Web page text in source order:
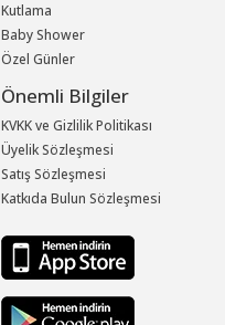
Kutlama
Baby Shower
Özel Günler
Önemli Bilgiler
KVKK ve Gizlilik Politikası
Üyelik Sözleşmesi
Satış Sözleşmesi
Katkıda Bulun Sözleşmesi